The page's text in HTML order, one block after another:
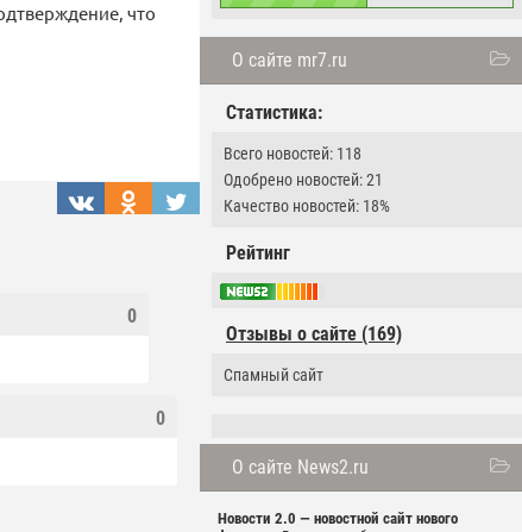
О сайте mr7.ru
Статистика:
Всего новостей: 118
Одобрено новостей: 21
Качество новостей: 18%
Рейтинг
Отзывы о сайте (169)
Спамный сайт
О сайте News2.ru
Новости 2.0 — новостной сайт нового
что
0
0